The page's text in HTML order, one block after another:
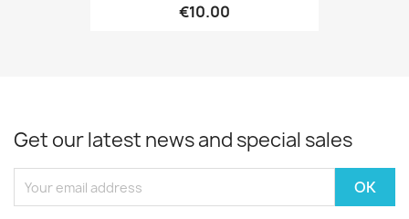
€10.00
Get our latest news and special sales